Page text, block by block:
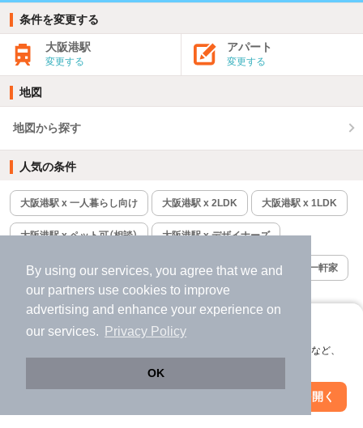
By using our services, you agree that we and
our partners use cookies to improve
advertising and enhance your experience on
our services.
Privacy Policy
OK
アプリに切り替えて、サクサクお部屋探し
会員登録なしですぐ使える。マップ検索やお気に入り保存など、
アプリを開く
条件を変更する
大阪港駅
変更する
アパート
変更する
地図
地図から探す
人気の条件
大阪港駅 x 一人暮らし向け 大阪港駅 x 2LDK 大阪港駅 x 1LDK
大阪港駅 x ペット可（相談） 大阪港駅 x デザイナーズ
大阪港駅 x ファミリー向け 大阪港駅 x 借家・賃貸一戸建て・一軒家
大阪港駅 x ふたり暮らし向け 大阪港駅 x 新築＆築浅
大阪港駅 x 3LDK 大阪港駅 x 家賃4万円以下
絞り込み条件を変更